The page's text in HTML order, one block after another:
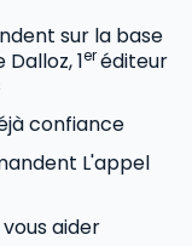
sur la base
1eréditeur
confiance
L'appel
aider